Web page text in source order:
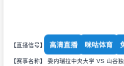
【直播信号】 高清直播 咪咕体育
【赛事名称】 委内瑞拉中央大学 VS 山谷